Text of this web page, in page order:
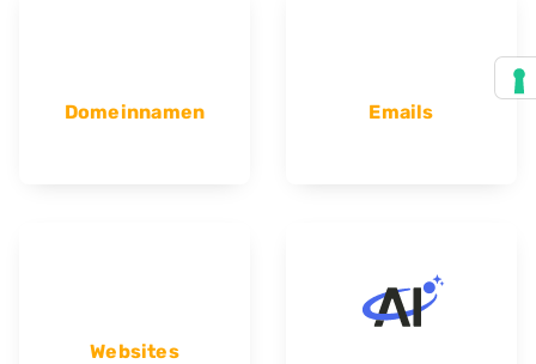
Domeinnamen Emails
Websites